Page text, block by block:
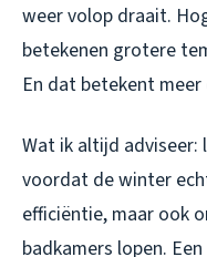
weer volop draait.
betekenen grotere
En dat betekent
Wat ik altijd adviseer:
voordat de winter
efficiëntie, maar ook
badkamers lopen.